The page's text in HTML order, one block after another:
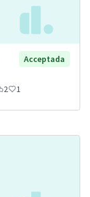
Acceptada
2 1